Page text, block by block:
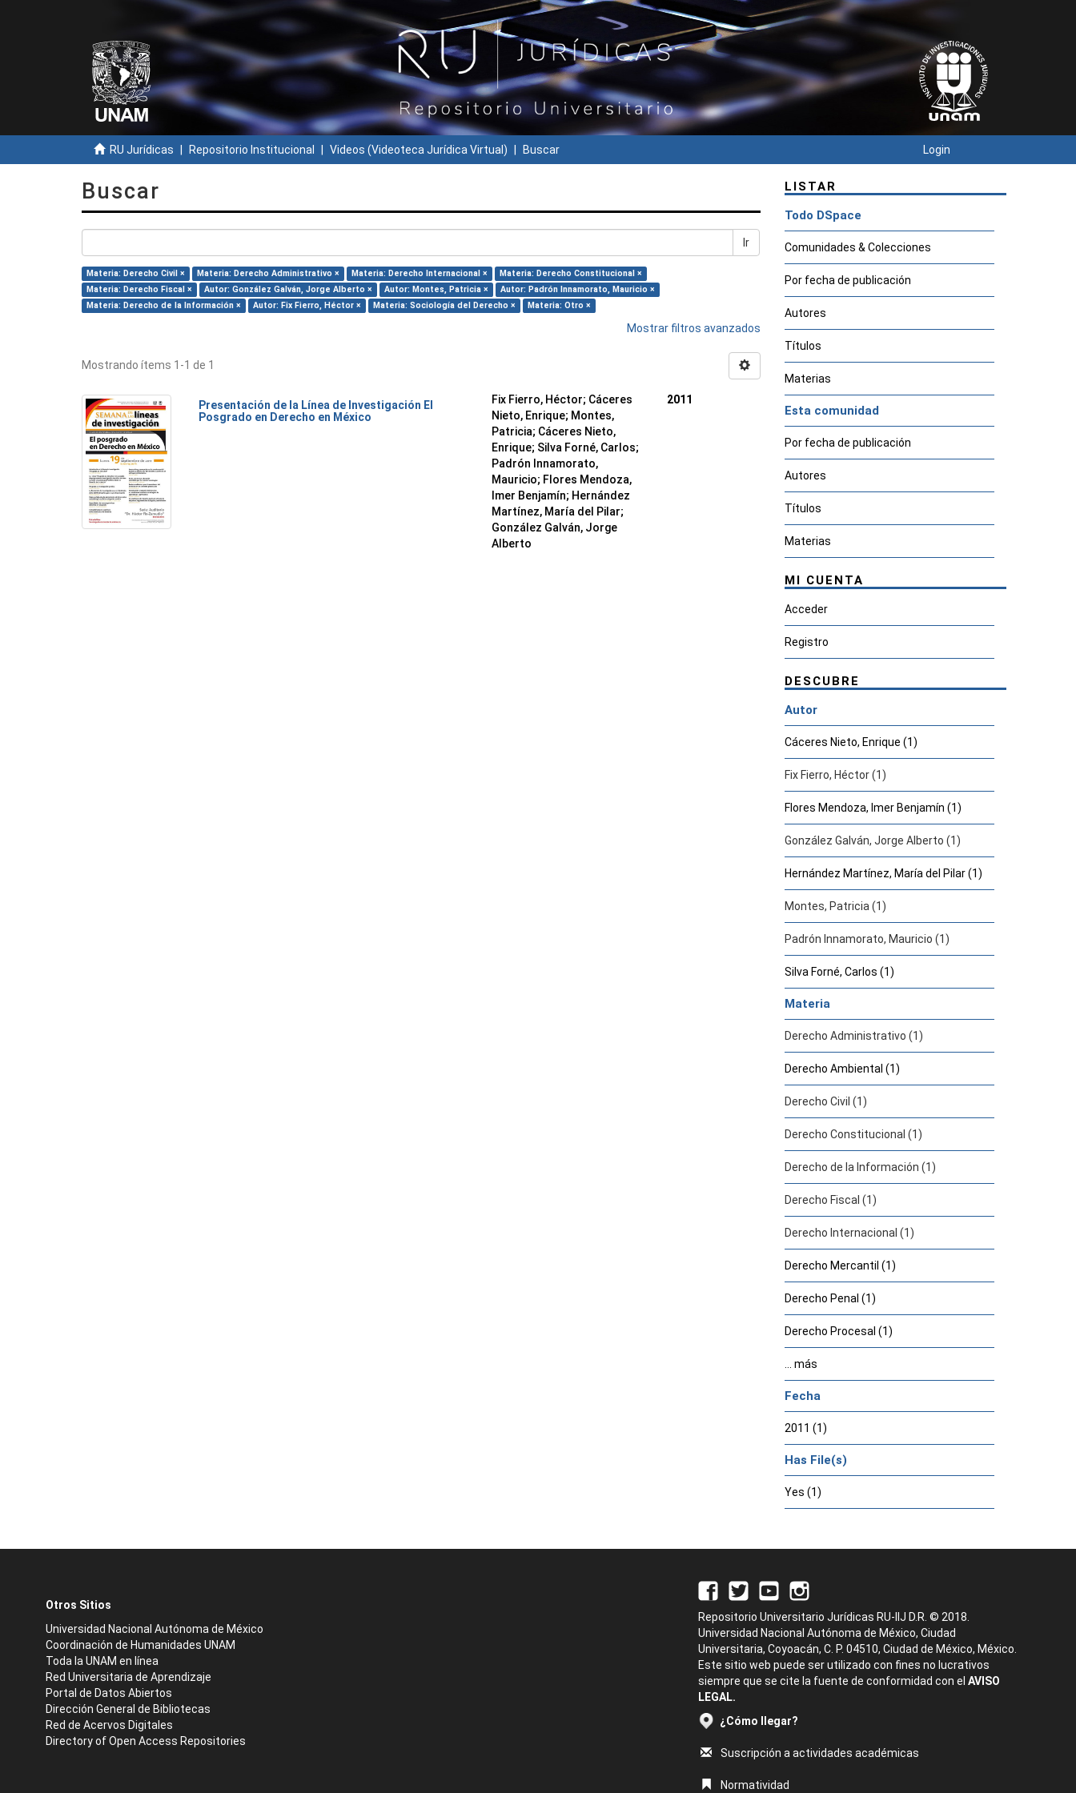
RU Jurídicas Repositorio Institucional Videos (Videoteca Jurídica Virtual) Buscar Login
Buscar
Ir
Materia: Derecho Civil × Materia: Derecho Administrativo × Materia: Derecho Internacional ×
Materia: Derecho Constitucional ×
Materia: Derecho Fiscal ×
Autor: González Galván, Jorge Alberto × Autor: Montes, Patricia ×
Autor: Padrón Innamorato, Mauricio ×
Materia: Derecho de la Información ×
Autor: Fix Fierro, Héctor × Materia: Sociología del Derecho × Materia: Otro ×
Mostrar filtros avanzados
Mostrando ítems 1-1 de 1
Presentación de la Línea de Investigación El
Posgrado en Derecho en México
Fix Fierro, Héctor; Cáceres
Nieto, Enrique; Montes,
Patricia; Cáceres Nieto,
Enrique; Silva Forné, Carlos;
Padrón Innamorato,
Mauricio; Flores Mendoza,
Imer Benjamín; Hernández
Martínez, María del Pilar;
González Galván, Jorge
Alberto
2011
LISTAR
Todo DSpace
Comunidades & Colecciones
Por fecha de publicación
Autores
Títulos
Materias
Esta comunidad
Por fecha de publicación
Autores
Títulos
Materias
MI CUENTA
Acceder
Registro
DESCUBRE
Autor
Cáceres Nieto, Enrique (1)
Fix Fierro, Héctor (1)
Flores Mendoza, Imer Benjamín (1)
González Galván, Jorge Alberto (1)
Hernández Martínez, María del Pilar (1)
Montes, Patricia (1)
Padrón Innamorato, Mauricio (1)
Silva Forné, Carlos (1)
Materia
Derecho Administrativo (1)
Derecho Ambiental (1)
Derecho Civil (1)
Derecho Constitucional (1)
Derecho de la Información (1)
Derecho Fiscal (1)
Derecho Internacional (1)
Derecho Mercantil (1)
Derecho Penal (1)
Derecho Procesal (1)
... más
Fecha
2011 (1)
Has File(s)
Yes (1)
Otros Sitios
Universidad Nacional Autónoma de México
Coordinación de Humanidades UNAM
Toda la UNAM en línea
Red Universitaria de Aprendizaje
Portal de Datos Abiertos
Dirección General de Bibliotecas
Red de Acervos Digitales
Directory of Open Access Repositories
Repositorio Universitario Jurídicas RU-IIJ D.R. © 2018.
Universidad Nacional Autónoma de México, Ciudad
Universitaria, Coyoacán, C. P. 04510, Ciudad de México, México.
Este sitio web puede ser utilizado con fines no lucrativos
siempre que se cite la fuente de conformidad con el AVISO
LEGAL.
¿Cómo llegar?
Suscripción a actividades académicas
Normatividad